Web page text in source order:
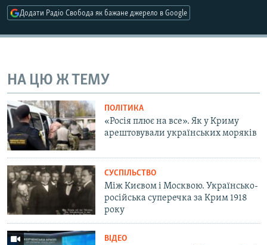
Усі сайти RFE/RL
Додати Радіо Свобода як бажане джерело в Google
НА ЦЮ Ж ТЕМУ
ПОЛІТИКА
«Росія плює на все». Як у Криму
арештовували українських моряків
СУСПІЛЬСТВО
Між Києвом і Москвою. Українсько-
російська суперечка за Крим 1918
року
ВІДЕО